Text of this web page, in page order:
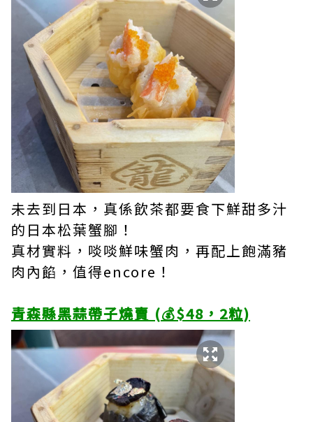
未去到日本，真係飲茶都要食下鮮甜多汁
的日本松葉蟹腳！
真材實料，啖啖鮮味蟹肉，再配上飽滿豬
肉內餡，值得encore！
青森縣黑蒜帶子燒賣 (💰$48，2粒)